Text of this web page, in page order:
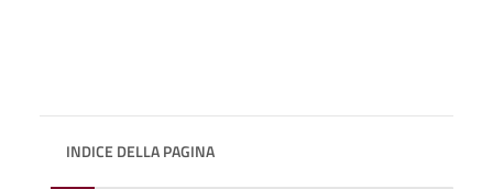
INDICE DELLA PAGINA